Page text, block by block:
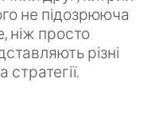
не підозрююча
ніж просто
різні